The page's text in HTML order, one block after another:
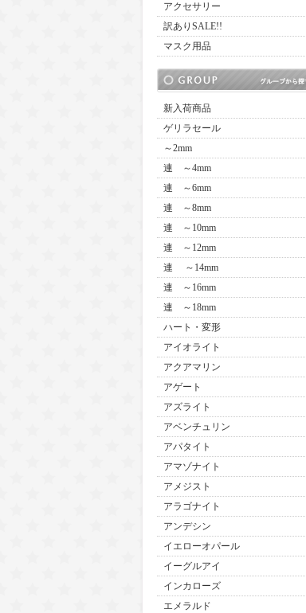
アクセサリー
訳ありSALE!!
マスク用品
新入荷商品
ゲリラセール
～2mm
連 ～4mm
連 ～6mm
連 ～8mm
連 ～10mm
連 ～12mm
連 ～14mm
連 ～16mm
連 ～18mm
ハート・変形
アイオライト
アクアマリン
アゲート
アズライト
アベンチュリン
アパタイト
アマゾナイト
アメジスト
アラゴナイト
アンデシン
イエローオパール
イーグルアイ
インカローズ
エメラルド